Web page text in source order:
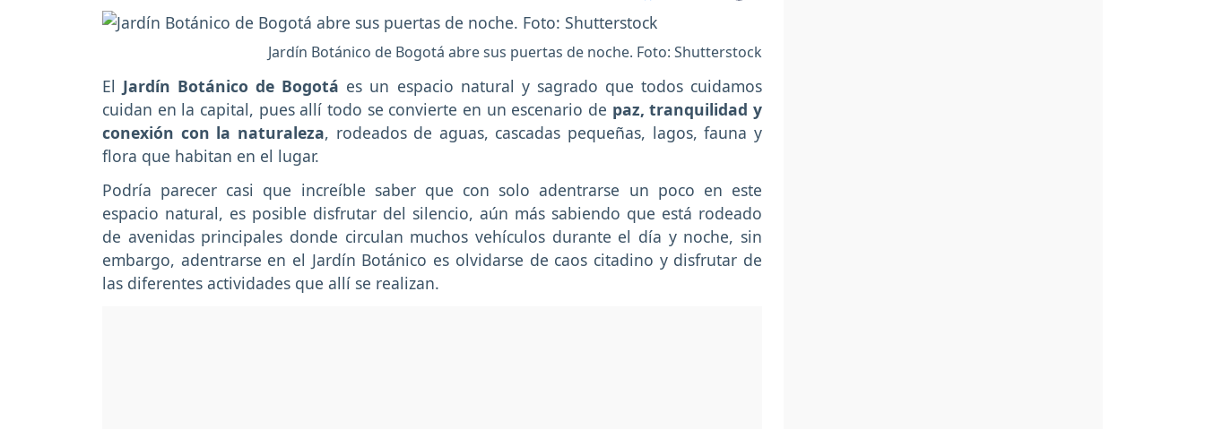
Jardín Botánico de Bogotá abre sus puertas de noche. Foto: Shutterstock
El Jardín Botánico de Bogotá es un espacio natural y sagrado que todos cuidamos
cuidan en la capital, pues allí todo se convierte en un escenario de paz, tranquilidad y
conexión con la naturaleza, rodeados de aguas, cascadas pequeñas, lagos, fauna y
flora que habitan en el lugar.
Podría parecer casi que increíble saber que con solo adentrarse un poco en este
espacio natural, es posible disfrutar del silencio, aún más sabiendo que está rodeado
de avenidas principales donde circulan muchos vehículos durante el día y noche, sin
embargo, adentrarse en el Jardín Botánico es olvidarse de caos citadino y disfrutar de
las diferentes actividades que allí se realizan.